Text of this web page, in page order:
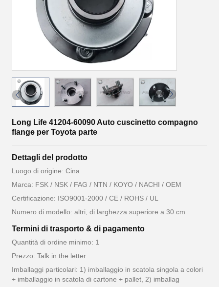
Long Life 41204-60090 Auto cuscinetto compagno
flange per Toyota parte
Dettagli del prodotto
Luogo di origine: Cina
Marca: FSK / NSK / FAG / NTN / KOYO / NACHI / OEM
Certificazione: ISO9001-2000 / CE / ROHS / UL
Numero di modello: altri, di larghezza superiore a 30 cm
Termini di trasporto & di pagamento
Quantità di ordine minimo: 1
Prezzo: Talk in the letter
Imballaggi particolari: 1) imballaggio in scatola singola a colori
+ imballaggio in scatola di cartone + pallet, 2) imballag